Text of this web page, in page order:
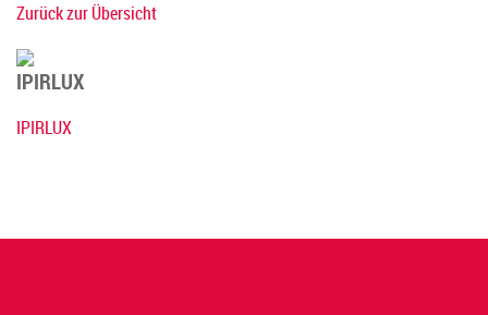
Zurück zur Übersicht
IPIRLUX
IPIRLUX